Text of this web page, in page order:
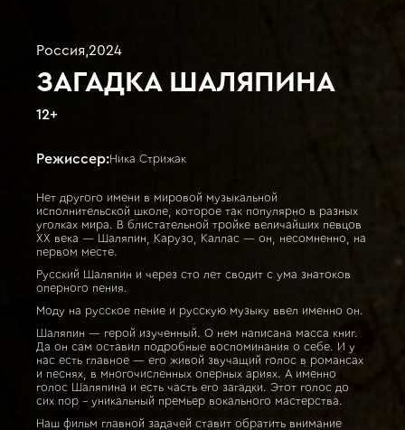
Россия,2024
ЗАГАДКА ШАЛЯПИНА
12+
Режиссер:Ника Стрижак
Нет другого имени в мировой музыкальной
исполнительской школе, которое так популярно в разных
уголках мира. В блистательной тройке величайших певцов
ХХ века — Шаляпин, Карузо, Каллас — он, несомненно, на
первом месте.
Русский Шаляпин и через сто лет сводит с ума знатоков
оперного пения.
Моду на русское пение и русскую музыку ввел именно он.
Шаляпин — герой изученный. О нем написана масса книг.
Да он сам оставил подробные воспоминания о себе. И у
нас есть главное — его живой звучащий голос в романсах
и песнях, в многочисленных оперных ариях. А именно
голос Шаляпина и есть часть его загадки. Этот голос до
сих пор - уникальный премьер вокального мастерства.
Наш фильм главной задачей ставит обратить внимание